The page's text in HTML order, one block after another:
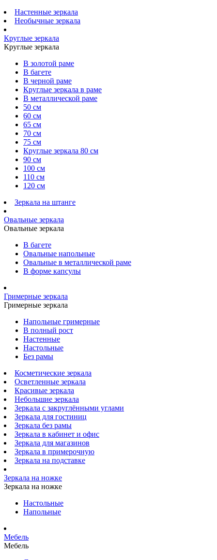
Настенные зеркала
Необычные зеркала
Круглые зеркала
Круглые зеркала
В золотой раме
В багете
В черной раме
Круглые зеркала в раме
В металлической раме
50 см
60 см
65 см
70 см
75 см
Круглые зеркала 80 см
90 см
100 см
110 см
120 см
Зеркала на штанге
Овальные зеркала
Овальные зеркала
В багете
Овальные напольные
Овальные в металлической раме
В форме капсулы
Гримерные зеркала
Гримерные зеркала
Напольные гримерные
В полный рост
Настенные
Настольные
Без рамы
Косметические зеркала
Осветленные зеркала
Красивые зеркала
Небольшие зеркала
Зеркала с закруглёнными углами
Зеркала для гостиниц
Зеркала без рамы
Зеркала в кабинет и офис
Зеркала для магазинов
Зеркала в примерочную
Зеркала на подставке
Зеркала на ножке
Зеркала на ножке
Настольные
Напольные
Мебель
Мебель